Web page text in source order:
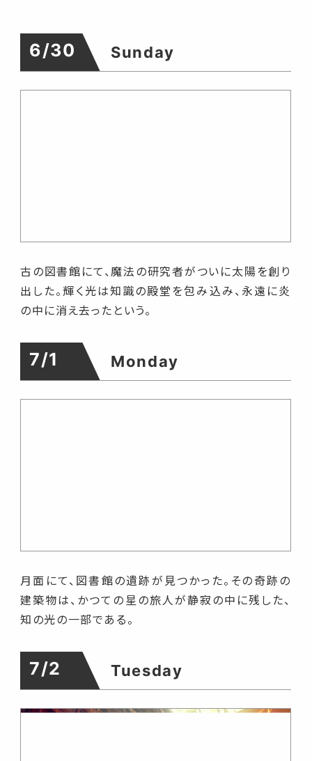
6/30 Sunday
古の図書館にて、魔法の研究者がついに太陽を創り
出した。輝く光は知識の殿堂を包み込み、永遠に炎
の中に消え去ったという。
7/1 Monday
月面にて、図書館の遺跡が見つかった。その奇跡の
建築物は、かつての星の旅人が静寂の中に残した、
知の光の一部である。
7/2 Tuesday